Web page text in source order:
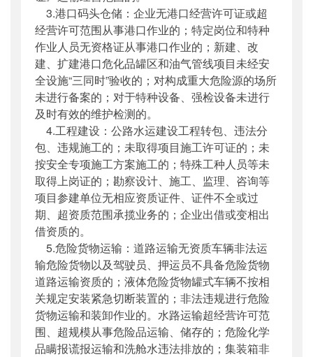
3.港口码头仓储：企业无港口经营许可证或超
经营许可范围从事港口作业的；特定岗位和特种
作业人员无资格证从事港口作业的；新建、改
建、扩建港口危化品罐区和油气管线项目未经安
全设施“三同时”验收的；对构成重大危险源的场所
未进行备案的；对于特种设备、强检设备未进行
及时有效的维护检测的。
4.工程建设：公路水运建设工程转包、违法分
包、违规施工的；未取得项目施工许可证的；未
按安全专项施工方案施工的；特殊工种人员等未
取得上岗证的；勘察设计、施工、监理、咨询等
项目参建单位无相应资质证件、证件不全或过
期、超资质范围承揽业务的；企业出借或变相出
借资质的。
5.危险货物运输：道路运输无资质车辆非法运
输危险货物以及驾驶员、押运员不具备危险货物
道路运输资质的；液体危险货物罐式车辆不按相
关规定安装紧急切断装置的；非法违规进行危险
货物运输和装卸作业的。水路运输超经营许可范
围、超规模从事危险品运输、储存的；危险化学
品瞒报谎报运输和洗舱水违法排放的；集装箱非